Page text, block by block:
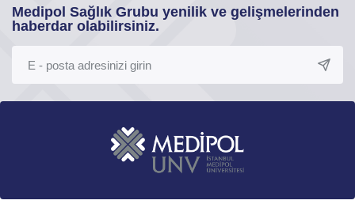
Medipol Sağlık Grubu yenilik ve gelişmelerinden
haberdar olabilirsiniz.